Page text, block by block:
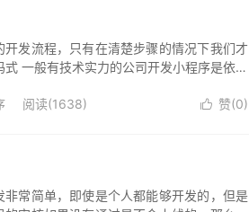
发流程，只有在清楚步骤的情况下我们才
一般有技术实力的公司开发小程序是依照
阅读(1638)  赞(0)
常简单，即使是个人都能够开发的，但是